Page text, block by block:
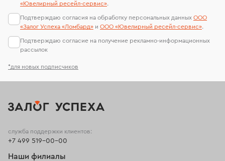
*для новых подписчиков
«Ювелирный ресейл-сервиc».
Подтверждаю согласия на обработку персональных данных ООО
«Залог Успеха «Ломбард» и ООО «Ювелирный ресейл-сервиc».
Подтверждаю согласие на получение рекламно-информационных
рассылок
служба поддержки клиентов:
+7 499 519-00-00
Наши филиалы